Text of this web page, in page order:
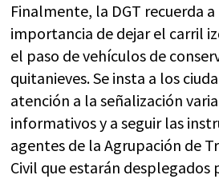
Finalmente, la DGT recuerda
importancia de dejar el carril
el paso de vehículos de
quitanieves. Se insta a los
atención a la señalización
informativos y a seguir las
agentes de la Agrupación de
Civil que estarán desplegados